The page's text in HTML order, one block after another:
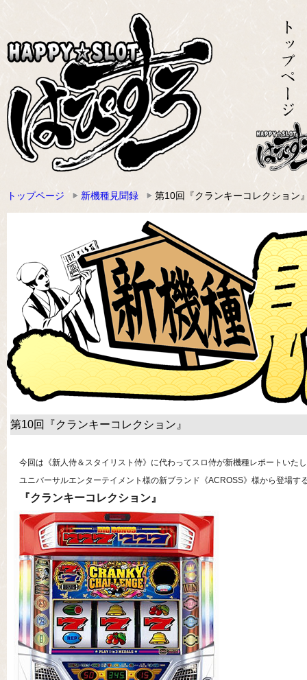
トップページ 新機種見聞録 第10回『クランキーコレクション
第10回『クランキーコレクション』
今回は《新人侍＆スタイリスト侍》に代わってスロ侍が新機種レポートいた
ユニバーサルエンターテイメント様の新ブランド《ACROSS》様から登場す
『クランキーコレクション』